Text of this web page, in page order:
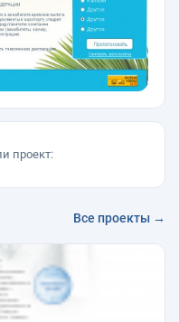
проект:
Все проекты →